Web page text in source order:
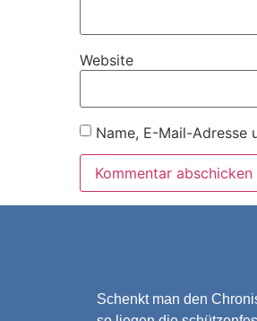
Website
Name, E-Mail-Adresse
Schenkt man den